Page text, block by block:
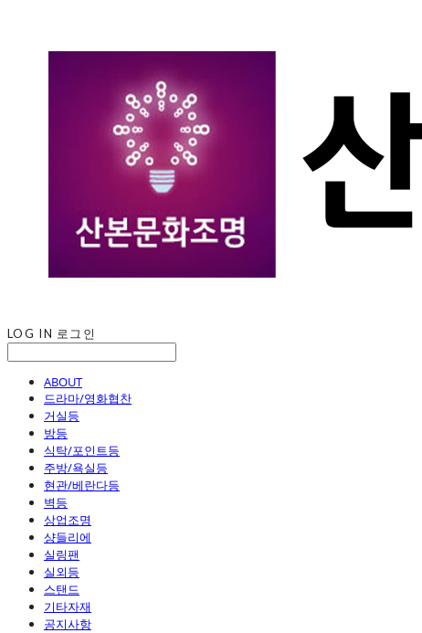
LOG IN 로그인
ABOUT
드라마/영화협찬
거실등
방등
식탁/포인트등
주방/욕실등
현관/베란다등
벽등
상업조명
샹들리에
실링팬
실외등
스탠드
기타자재
공지사항